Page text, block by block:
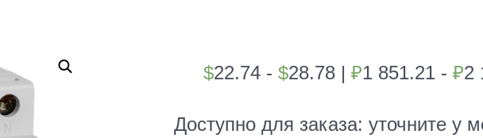
$22.74 - $28.78| ₽1 851.21 - ₽2
Доступно для заказа:уточните у